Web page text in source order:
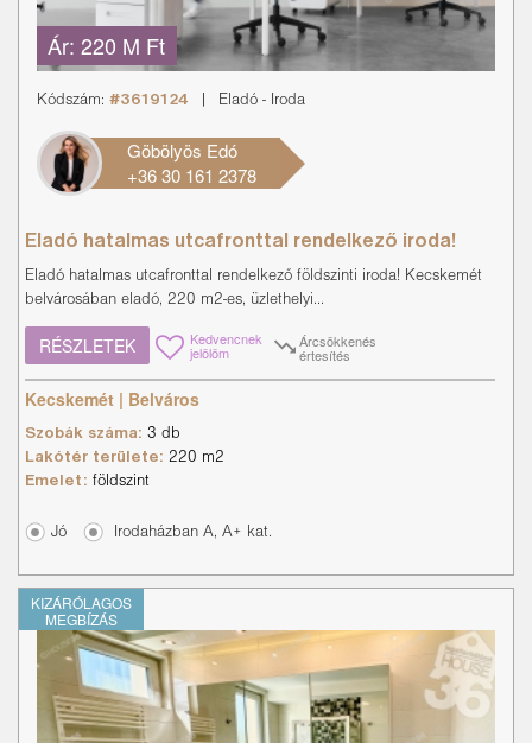
Ár: 220 M Ft
Kódszám: #3619124 Eladó - Iroda
Göbölyös Edó
+36 30 161 2378
Eladó hatalmas utcafronttal rendelkező iroda!
Eladó hatalmas utcafronttal rendelkező földszinti iroda! Kecskemét
belvárosában eladó, 220 m2-es, üzlethelyi...
RÉSZLETEK Kedvencnek
jelölöm
Árcsökkenés
értesítés
Kecskemét | Belváros
Szobák száma: 3 db
Lakótér területe: 220 m2
Emelet: földszint
Jó Irodaházban A, A+ kat.
KIZÁRÓLAGOS
MEGBÍZÁS